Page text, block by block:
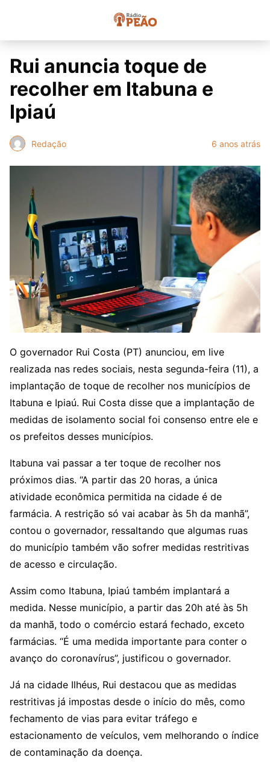
Rui anuncia toque de
recolher em Itabuna e
Ipiaú
Redação 6 anos atrás
O governador Rui Costa (PT) anunciou, em live
realizada nas redes sociais, nesta segunda-feira (11), a
implantação de toque de recolher nos municípios de
Itabuna e Ipiaú. Rui Costa disse que a implantação de
medidas de isolamento social foi consenso entre ele e
os prefeitos desses municípios.
Itabuna vai passar a ter toque de recolher nos
próximos dias. “A partir das 20 horas, a única
atividade econômica permitida na cidade é de
farmácia. A restrição só vai acabar às 5h da manhã”,
contou o governador, ressaltando que algumas ruas
do município também vão sofrer medidas restritivas
de acesso e circulação.
Assim como Itabuna, Ipiaú também implantará a
medida. Nesse município, a partir das 20h até às 5h
da manhã, todo o comércio estará fechado, exceto
farmácias. “É uma medida importante para conter o
avanço do coronavírus”, justificou o governador.
Já na cidade Ilhéus, Rui destacou que as medidas
restritivas já impostas desde o início do mês, como
fechamento de vias para evitar tráfego e
estacionamento de veículos, vem melhorando o índice
de contaminação da doença.